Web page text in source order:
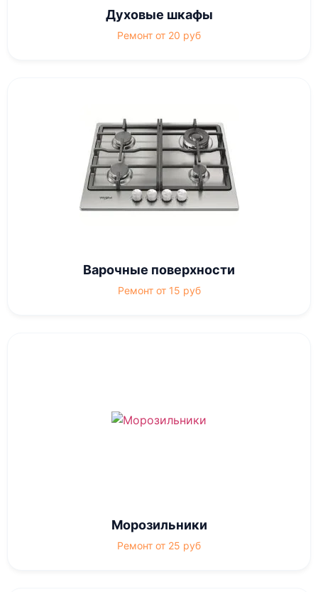
Духовые шкафы
Ремонт от 20 руб
Варочные поверхности
Ремонт от 15 руб
Морозильники
Ремонт от 25 руб